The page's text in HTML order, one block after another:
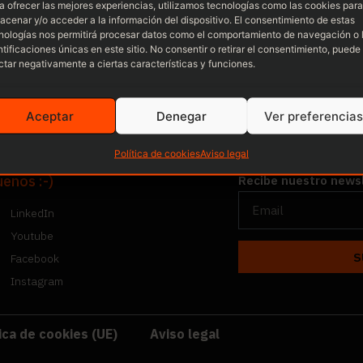
ofrecer las mejores experiencias, utilizamos tecnologías como las cookies para
y/o acceder a la información del dispositivo. El consentimiento de estas
nos permitirá procesar datos como el comportamiento de navegación o
únicas en este sitio. No consentir o retirar el consentimiento, puede
negativamente a ciertas características y funciones.
Aceptar Denegar Ver preferencias
Política de cookiesAviso legal
:-)
LinkedIn
Youtube
Facebook
Instagram
Recibe nuestro
de cookies (UE) Aviso legal